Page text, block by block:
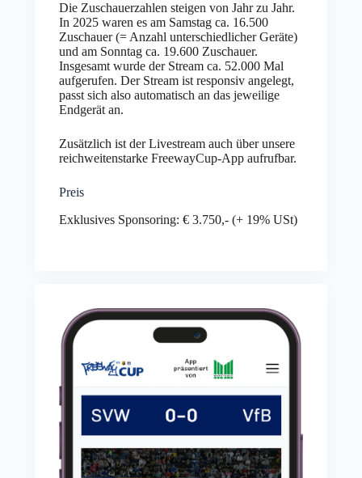
Die Zuschauerzahlen steigen von Jahr zu Jahr.
In 2025 waren es am Samstag ca. 16.500
Zuschauer (= Anzahl unterschiedlicher Geräte)
und am Sonntag ca. 19.600 Zuschauer.
Insgesamt wurde der Stream ca. 52.000 Mal
aufgerufen. Der Stream ist responsiv angelegt,
passt sich also automatisch an das jeweilige
Endgerät an.
Zusätzlich ist der Livestream auch über unsere
reichweitenstarke FreewayCup-App aufrufbar.
Preis
Exklusives Sponsoring: € 3.750,- (+ 19% USt)